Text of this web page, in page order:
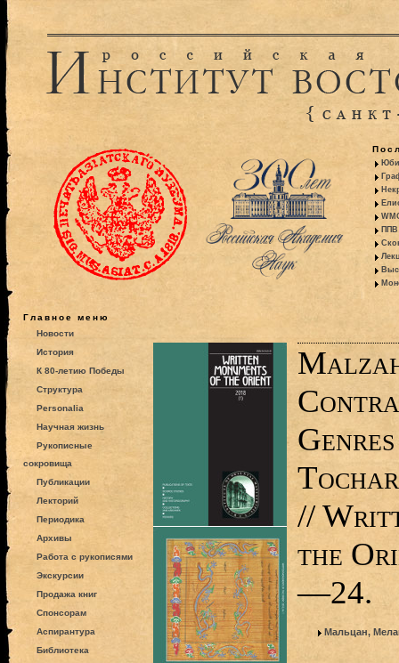
ППВ
Главное меню
Новости
История
К 80-летию Победы
Структура
Personalia
Научная жизнь
Рукописные
сокровища
Публикации
Лекторий
Периодика
Архивы
Работа с рукописями
Экскурсии
Продажа книг
Спонсорам
Аспирантура
Библиотека
//
the
—24.
Мальцан,